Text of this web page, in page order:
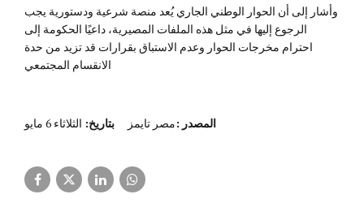
وأشار إلى أن الحوار الوطني الجاري يُعد منصة شرعية ودستورية يجب
الرجوع إليها في مثل هذه الملفات المصيرية، داعيًا الحكومة إلى
احترام مخرجات الحوار وعدم الاستباق بقرارات قد تزيد من حدة
الانقسام المجتمعي
المصدر :مصر تايمز بتاريخ: الثلاثاء 6 مايو